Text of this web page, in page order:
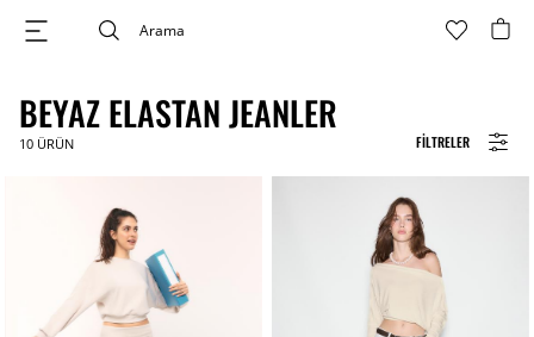
FILTRELER
BEYAZ ELASTAN JEANLER
10 ÜRÜN